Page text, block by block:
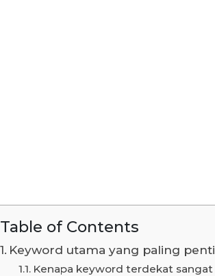
Table of Contents
Keyword utama yang paling
Kenapa keyword terdekat